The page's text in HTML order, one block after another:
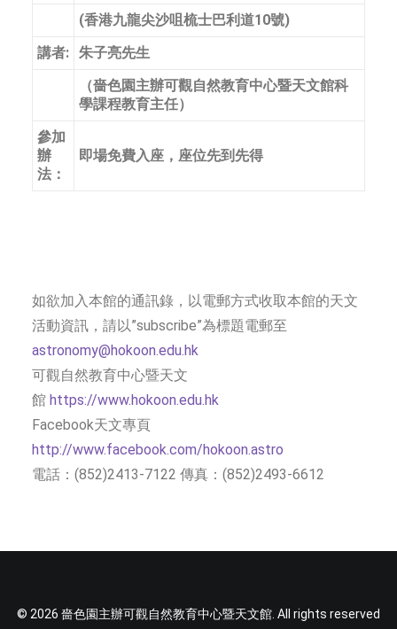
(香港九龍尖沙咀梳士巴利道10號)
講者: 朱子亮先生
（嗇色園主辦可觀自然教育中心暨天文館科
學課程教育主任）
參加
辦
法：
即場免費入座，座位先到先得
如欲加入本館的通訊錄，以電郵方式收取本館的天文
活動資訊，請以”subscribe”為標題電郵至
astronomy@hokoon.edu.hk
可觀自然教育中心暨天文
館 https://www.hokoon.edu.hk
Facebook天文專頁
http://www.facebook.com/hokoon.astro
電話：(852)2413-7122 傳真：(852)2493-6612
© 2026 嗇色園主辦可觀自然教育中心暨天文館. All rights reserved